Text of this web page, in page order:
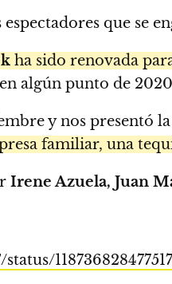
que se
ha sido renovada
algún punto de
y nos presentó
familiar, una
Irene Azuela, Juan